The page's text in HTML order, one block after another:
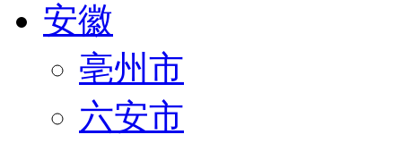
安徽
亳州市
六安市